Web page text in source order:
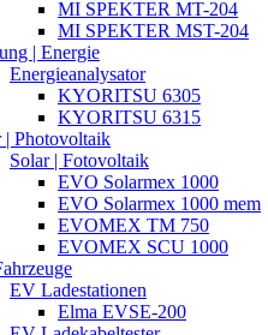
MI SPEKTER MT-204
MI SPEKTER MST-204
| Energie
Energieanalysator
KYORITSU 6305
KYORITSU 6315
| Photovoltaik
Solar | Fotovoltaik
EVO Solarmex 1000
EVO Solarmex 1000 mem
EVOMEX TM 750
EVOMEX SCU 1000
EV Ladestationen
Elma EVSE-200